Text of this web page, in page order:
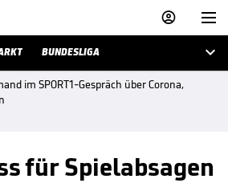


BUNDESLIGA 
im SPORT1-Gespräch über Corona,
für Spielabsagen